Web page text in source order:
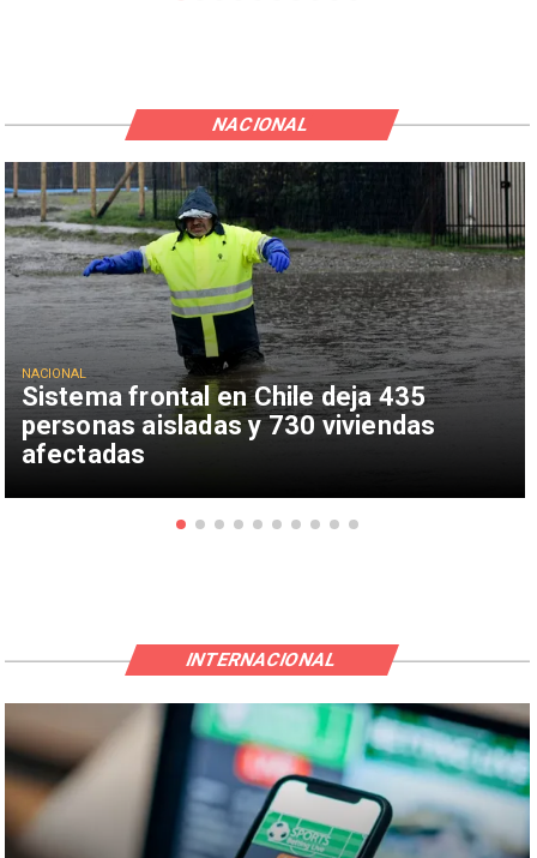
Sistema frontal en Chile deja 435
personas aisladas y 730 viviendas
afectadas
NACIONAL
NACIONAL
INTERNACIONAL